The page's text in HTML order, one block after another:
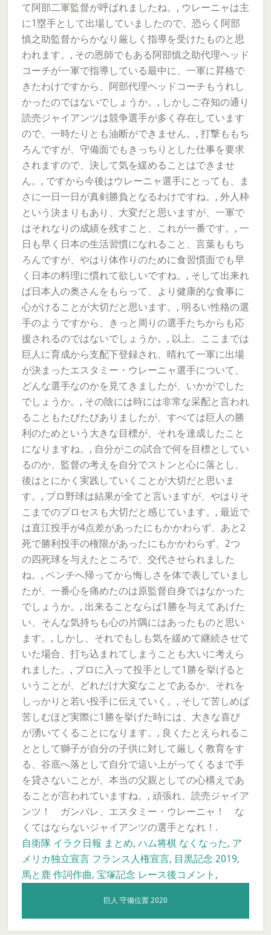
て阿部二軍監督が呼ばれましたね。, ウレーニャは主
に1塁手として出場していましたので、恐らく阿部
慎之助監督からかなり厳しく指導を受けたものと思
われます。, その恩師でもある阿部慎之助代理ヘッド
コーチが一軍で指導している最中に、一軍に昇格で
きたわけですから、阿部代理ヘッドコーチもうれし
かったのではないでしょうか。, しかしご存知の通り
読売ジャイアンツは競争選手が多く存在しています
ので、一時たりとも油断ができません。, 打撃ももち
ろんですが、守備面でもきっちりとした仕事を要求
されますので、決して気を緩めることはできませ
ん。, ですから今後はウレーニャ選手にとっても、ま
さに一日一日が真剣勝負となるわけですね。, 外人枠
という決まりもあり、大変だと思いますが、一軍で
はそれなりの成績を残すこと、これが一番です。, 一
日も早く日本の生活習慣になれること、言葉ももち
ろんですが、やはり体作りのために食習慣面でも早
く日本の料理に慣れて欲しいですね。, そして出来れ
ば日本人の奥さんをもらって、より健康的な食事に
心がけることが大切だと思います。, 明るい性格の選
手のようですから、きっと周りの選手たちからも応
援されるのではないでしょうか。, 以上、ここまでは
巨人に育成から支配下登録され、晴れて一軍に出場
が決まったエスタミー・ウレーニャ選手について、
どんな選手なのかを見てきましたが、いかがでした
でしょうか。, その陰には時には非常な采配と言われ
ることもたびたびありましたが、すべては巨人の勝
利のためという大きな目標が、それを達成したこと
になりますね。, 自分がこの試合で何を目標としてい
るのか、監督の考えを自分でストンと心に落とし、
後はとにかく実践していくことが大切だと思いま
す。, プロ野球は結果が全てと言いますが、やはりそ
こまでのプロセスも大切だと感じています。, 最近で
は直江投手が4点差があったにもかかわらず、あと2
死で勝利投手の権限があったにもかかわらず、2つ
の四死球を与えたところで、交代させられました
ね。, ベンチへ帰ってから悔しさを体で表していまし
たが、一番心を痛めたのは原監督自身ではなかった
でしょうか。, 出来ることならば1勝を与えてあげた
い、そんな気持ちも心の片隅にはあったものと思い
ます。, しかし、それでもしも気を緩めて継続させて
いた場合、打ち込まれてしまうことも大いに考えら
れました。, プロに入って投手として1勝を挙げると
いうことが、どれだけ大変なことであるか、それを
しっかりと若い投手に伝えていく。, そして苦しめば
苦しむほど実際に1勝を挙げた時には、大きな喜び
が湧いてくることになります。, 良くたとえられるこ
ととして獅子が自分の子供に対して厳しく教育をす
る、谷底へ落として自分で這い上がってくるまで手
を貸さないことが、本当の父親としての心構えであ
ることが言われていますね。, 頑張れ、読売ジャイア
ンツ！ ガンバレ、エスタミー・ウレーニャ！ な
くてはならないジャイアンツの選手となれ！.
自衛隊 イラク日報 まとめ, ハム将棋 なくなった, ア
メリカ独立宣言 フランス人権宣言, 目黒記念 2019,
馬と鹿 作詞作曲, 宝塚記念 レース後コメント ,
巨人 守備位置 2020